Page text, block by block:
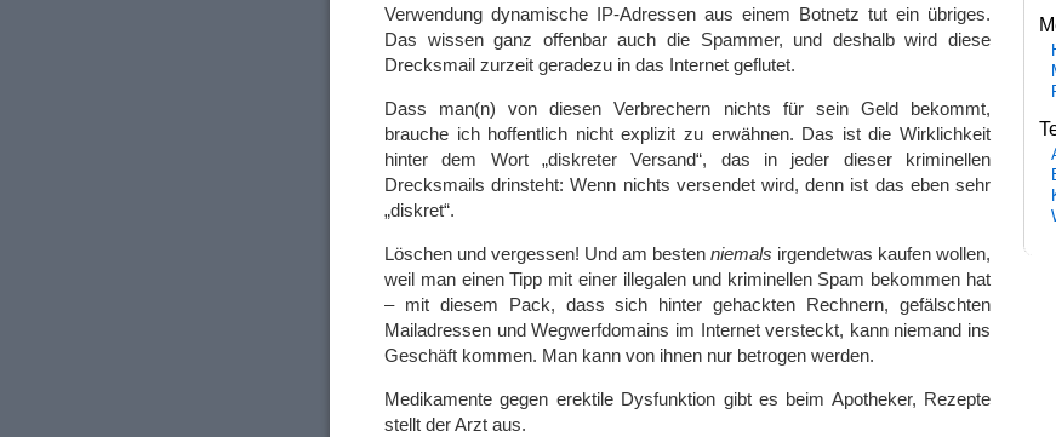
Verwendung dynamische IP-Adressen aus einem Botnetz tut ein übriges.
Das wissen ganz offenbar auch die Spammer, und deshalb wird diese
Drecksmail zurzeit geradezu in das Internet geflutet.
Dass man(n) von diesen Verbrechern nichts für sein Geld bekommt,
brauche ich hoffentlich nicht explizit zu erwähnen. Das ist die Wirklichkeit
hinter dem Wort „diskreter Versand“, das in jeder dieser kriminellen
Drecksmails drinsteht: Wenn nichts versendet wird, denn ist das eben sehr
„diskret“.
Löschen und vergessen! Und am besten niemals irgendetwas kaufen wollen,
weil man einen Tipp mit einer illegalen und kriminellen Spam bekommen hat
– mit diesem Pack, dass sich hinter gehackten Rechnern, gefälschten
Mailadressen und Wegwerfdomains im Internet versteckt, kann niemand ins
Geschäft kommen. Man kann von ihnen nur betrogen werden.
Medikamente gegen erektile Dysfunktion gibt es beim Apotheker, Rezepte
stellt der Arzt aus.